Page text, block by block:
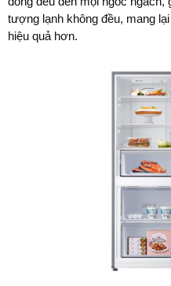
tượng lạnh không đều, mang
hiệu quả hơn.